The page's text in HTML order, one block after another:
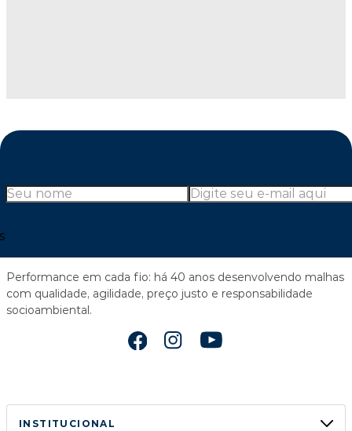
Performance em cada fio: há 40 anos desenvolvendo malhas
com qualidade, agilidade, preço justo e responsabilidade
socioambiental.
INSTITUCIONAL